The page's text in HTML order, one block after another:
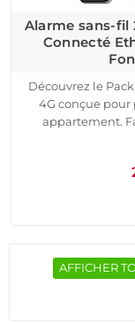
Alarme sans-fil
Connecté
Découvrez le
4G conçue
appartement.
pour une
Le pack
avec sirène
MD-210R
Profitez de
AFFICHER